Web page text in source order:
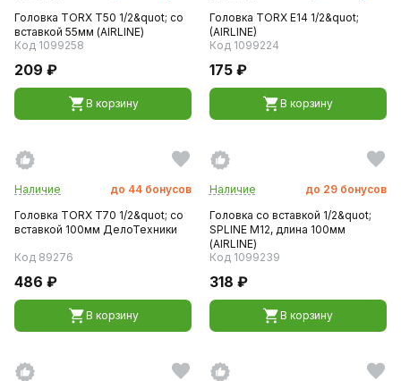
Головка TORX T50 1/2&quot; со
вставкой 55мм (AIRLINE)
Код 1099258
209 ₽
В корзину
Головка TORX E14 1/2&quot;
(AIRLINE)
Код 1099224
175 ₽
В корзину
Наличие до 44 бонусов
Головка TORX T70 1/2&quot; со
вставкой 100мм ДелоТехники
Код 89276
486 ₽
В корзину
Наличие до 29 бонусов
Головка со вставкой 1/2&quot;
SPLINE M12, длина 100мм
(AIRLINE)
Код 1099239
318 ₽
В корзину